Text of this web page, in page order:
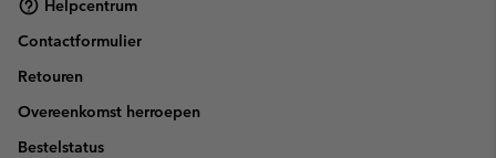
SEARCH
Helpcentrum
Contactformulier
Retouren
Overeenkomst herroepen
Bestelstatus